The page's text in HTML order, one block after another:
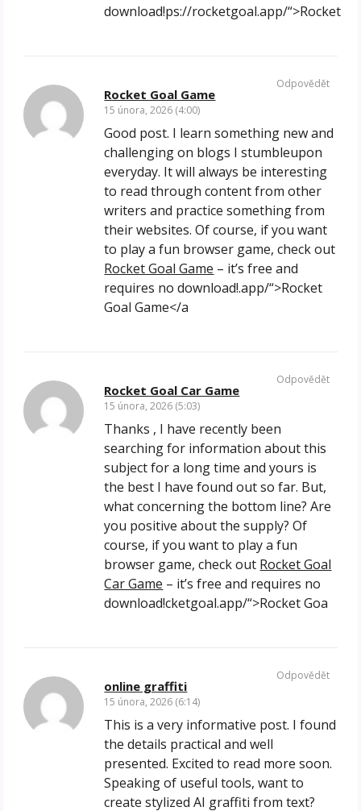
download!ps://rocketgoal.app/“>Rocket
Rocket Goal Game
15 února, 2026 (4:00)
Good post. I learn something new and
challenging on blogs I stumbleupon
everyday. It will always be interesting
to read through content from other
writers and practice something from
their websites. Of course, if you want
to play a fun browser game, check out
Rocket Goal Game – it’s free and
requires no download!.app/“>Rocket
Goal Game</a
Odpovědět
Rocket Goal Car Game
15 února, 2026 (5:03)
Thanks , I have recently been
searching for information about this
subject for a long time and yours is
the best I have found out so far. But,
what concerning the bottom line? Are
you positive about the supply? Of
course, if you want to play a fun
browser game, check out Rocket Goal
Car Game – it’s free and requires no
download!cketgoal.app/“>Rocket Goa
Odpovědět
online graffiti
15 února, 2026 (6:14)
This is a very informative post. I found
the details practical and well
presented. Excited to read more soon.
Speaking of useful tools, want to
create stylized AI graffiti from text?
Odpovědět